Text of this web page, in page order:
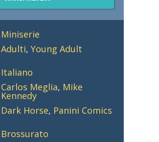
Miniserie
Adulti, Young Adult
Italiano
Carlos Meglia, Mike
Kennedy
Dark Horse, Panini Comics
Brossurato